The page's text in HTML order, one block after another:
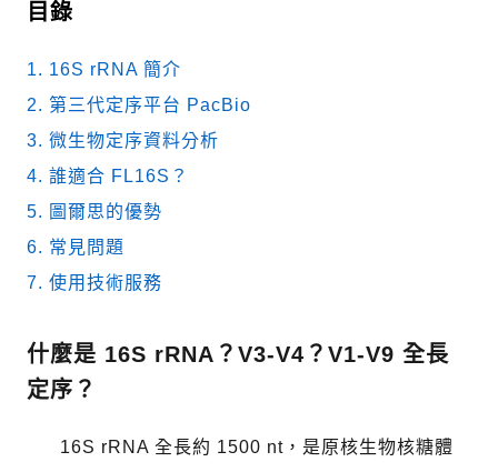
目錄
1. 16S rRNA 簡介
2. 第三代定序平台 PacBio
3. 微生物定序資料分析
4. 誰適合 FL16S？
5. 圖爾思的優勢
6. 常見問題
7. 使用技術服務
什麼是 16S rRNA？V3-V4？V1-V9 全長
定序？
16S rRNA 全長約 1500 nt，是原核生物核糖體